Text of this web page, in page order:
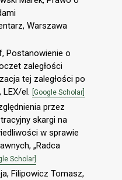
Warszawa
Postanowienie o
zaległości
tej zaległości po
LEX/el. [Google Scholar]
przez
skargi na
w sprawie
„Radca
Scholar]
Filipowicz Tomasz,